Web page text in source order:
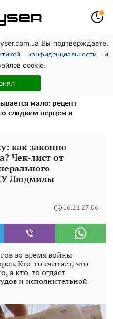
Вы подтверждаете,
конфиденциальности
и
cookie.
ассоциация обратилась
позах заставила
– было только началом
мало: рецепт
сладким перцем и
как законно
Чек-лист от
Людмилы
16:21 27.06
во время войны
Кто-то считает, что
а кто-то отдает
и исполнительной